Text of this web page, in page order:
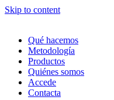
Skip to content
Qué hacemos
Metodología
Productos
Quiénes somos
Accede
Contacta